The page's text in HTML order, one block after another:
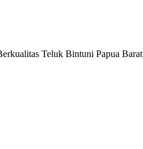
Teluk Bintuni Papua Barat